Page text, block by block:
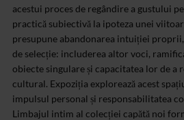
acestui proces de regândire a gustului
practică subiectivă la ipoteza unei
presupune abandonarea intuiției
de selecție: includerea altor voci,
obiecte singulare și capacitatea lor de a
cultural. Expoziția explorează acest
impulsul personal și responsabilitatea
Limbajul intim al colecției capătă noi